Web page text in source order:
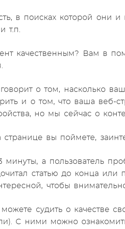
в поисках которой они и
т.п.
качественным? Вам в
о том, насколько
и о том, что ваша веб-
но мы сейчас о
вы поймете,
а пользователь
статью до конца
чтобы
судить о качестве
С ними можно